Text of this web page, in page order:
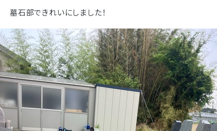
お店一覧を見る
- やまき寺子屋教室
- なつかしのCM
- プライバシーポリシー
墓石部できれいにしました！